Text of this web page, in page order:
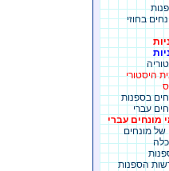
בחוזי
היסטורי
בספנות
עברי
מונחים עברי
של מונחים
הספנות